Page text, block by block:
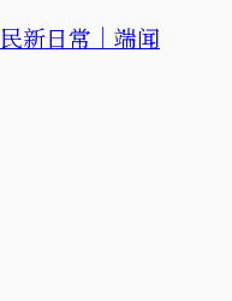
新日常｜端闻